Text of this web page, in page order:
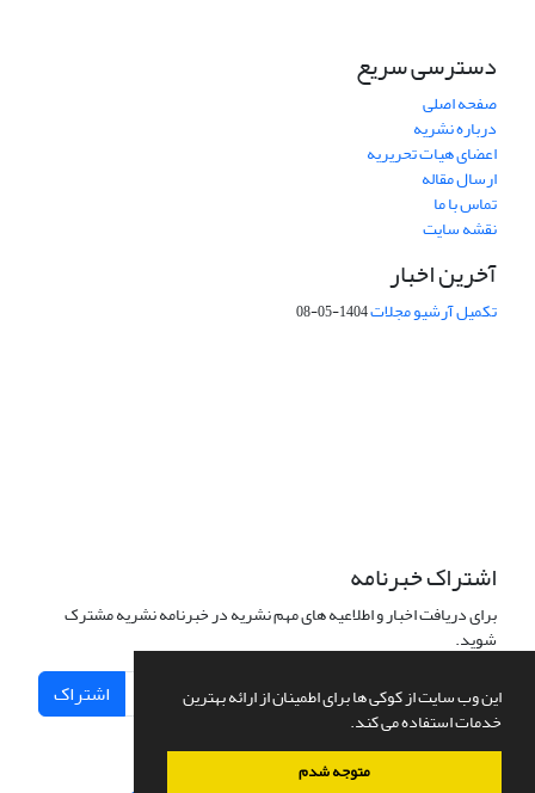
این وب سایت از کوکی ها برای اطمینان از ارائه بهترین
خدمات استفاده می کند.
متوجه شدم
دسترسی سریع
صفحه اصلی
درباره نشریه
اعضای هیات تحریریه
ارسال مقاله
تماس با ما
نقشه سایت
آخرین اخبار
تکمیل آرشیو مجلات1404-05-08
اشتراک خبرنامه
برای دریافت اخبار و اطلاعیه های مهم نشریه در خبرنامه نشریه مشترک
شوید.
اشتراک